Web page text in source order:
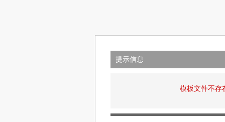
提示信息
模板文件不存